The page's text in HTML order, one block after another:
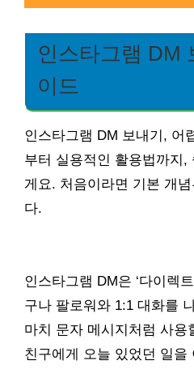
인스타그램 DM
이드
인스타그램 DM 보내기, 어
부터 실용적인 활용법까지,
게요. 처음이라면 기본 개
다.
인스타그램 DM은 ‘다이렉
구나 팔로워와 1:1 대화를
마치 문자 메시지처럼 사용
친구에게 오늘 있었던 일을